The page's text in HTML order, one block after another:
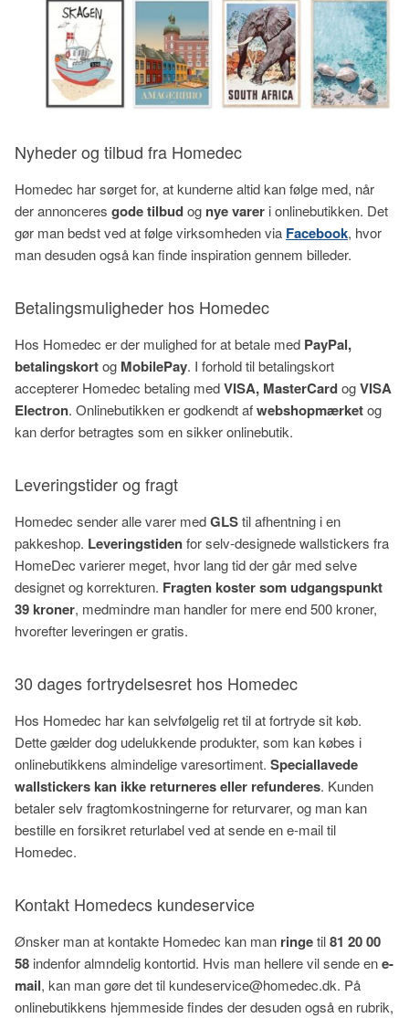
Nyheder og tilbud fra Homedec
Homedec har sørget for, at kunderne altid kan følge med, når
der annonceres gode tilbudog nye varer i onlinebutikken. Det
gør man bedst ved at følge virksomheden via Facebook, hvor
man desuden også kan finde inspiration gennem billeder.
Betalingsmuligheder hos Homedec
Hos Homedec er der mulighed for at betale med PayPal,
betalingskortog MobilePay. I forhold til betalingskort
accepterer Homedec betaling medVISA, MasterCardogVISA
Electron. Onlinebutikken er godkendt afwebshopmærketog
kan derfor betragtes som en sikker onlinebutik.
Leveringstider og fragt
Homedec sender alle varer medGLStil afhentning i en
pakkeshop. Leveringstidenfor selv-designede wallstickers fra
HomeDec varierer meget, hvor lang tid der går med selve
designet og korrekturen. Fragten koster som udgangspunkt
39 kroner, medmindre man handler for mere end 500 kroner,
hvorefter leveringen er gratis.
30 dages fortrydelsesret hos Homedec
Hos Homedec har kan selvfølgelig ret til at fortryde sit køb.
Dette gælder dog udelukkende produkter, som kan købes i
onlinebutikkens almindelige varesortiment. Speciallavede
wallstickers kan ikke returneres eller refunderes. Kunden
betaler selv fragtomkostningerne for returvarer, og man kan
bestille en forsikret returlabel ved at sende en e-mail til
Homedec.
Kontakt Homedecs kundeservice
Ønsker man at kontakte Homedec kan man ringetil81 20 00
58 indenfor almndelig kontortid. Hvis man hellere vil sende ene-
mail, kan man gøre det til kundeservice@homedec.dk. På
onlinebutikkens hjemmeside findes der desuden også en rubrik,